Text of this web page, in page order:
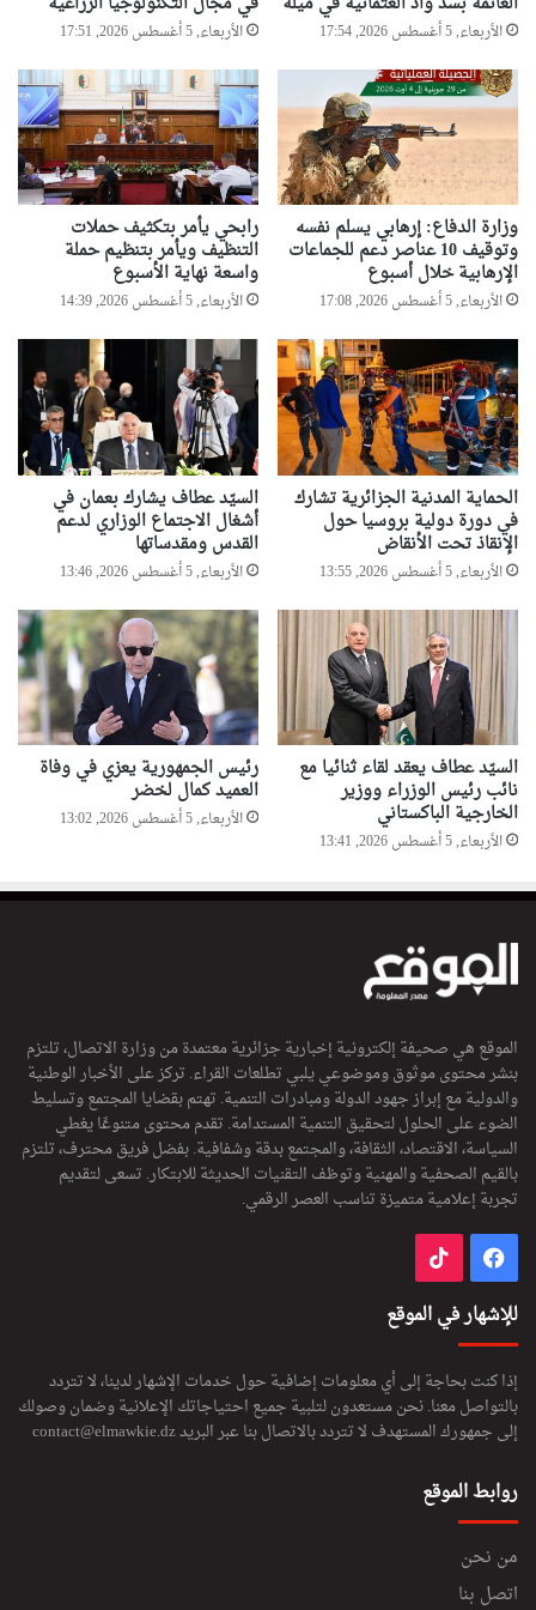
الأربعاء, 5 أغسطس 2026, 17:54 الأربعاء, 5 أغسطس 2026, 17:51
وزارة الدفاع: إرهابي يسلم نفسه
وتوقيف 10 عناصر دعم للجماعات
الإرهابية خلال أسبوع
الأربعاء, 5 أغسطس 2026, 17:08
رابحي يأمر بتكثيف حملات
التنظيف ويأمر بتنظيم حملة
واسعة نهاية الأسبوع
الأربعاء, 5 أغسطس 2026, 14:39
الحماية المدنية الجزائرية تشارك
في دورة دولية بروسيا حول
الإنقاذ تحت الأنقاض
الأربعاء, 5 أغسطس 2026, 13:55
السيّد عطاف يشارك بعمان في
أشغال الاجتماع الوزاري لدعم
القدس ومقدساتها
الأربعاء, 5 أغسطس 2026, 13:46
السيّد عطاف يعقد لقاء ثنائيا مع
نائب رئيس الوزراء ووزير
الخارجية الباكستاني
الأربعاء, 5 أغسطس 2026, 13:41
رئيس الجمهورية يعزي في وفاة
العميد كمال لخضر
الأربعاء, 5 أغسطس 2026, 13:02
الموقع هي صحيفة إلكترونية إخبارية جزائرية معتمدة من وزارة الاتصال، تلتزم
بنشر محتوى موثوق وموضوعي يلبي تطلعات القراء. تركز على الأخبار الوطنية
والدولية مع إبراز جهود الدولة ومبادرات التنمية. تهتم بقضايا المجتمع وتسليط
الضوء على الحلول لتحقيق التنمية المستدامة. تقدم محتوى متنوعًا يغطي
السياسة، الاقتصاد، الثقافة، والمجتمع بدقة وشفافية. بفضل فريق محترف، تلتزم
بالقيم الصحفية والمهنية وتوظف التقنيات الحديثة للابتكار. تسعى لتقديم
تجربة إعلامية متميزة تناسب العصر الرقمي.
فيسبوك
للإشهار في الموقع
إذا كنت بحاجة إلى أي معلومات إضافية حول خدمات الإشهار لدينا، لا تتردد
بالتواصل معنا. نحن مستعدون لتلبية جميع احتياجاتك الإعلانية وضمان وصولك
إلى جمهورك المستهدف لا تتردد بالاتصال بنا عبر البريدcontact@elmawkie.dz
روابط الموقع
من نحن
اتصل بنا